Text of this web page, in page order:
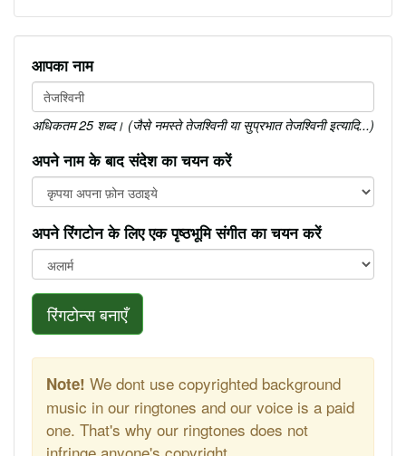
आपका नाम
अधिकतम 25 शब्द। (जैसे नमस्ते तेजश्विनी या सुप्रभात तेजश्विनी इत्यादि...)
अपने नाम के बाद संदेश का चयन करें
अपने रिंगटोन के लिए एक पृष्ठभूमि संगीत का चयन करें
रिंगटोन्स बनाएँ
Note! We dont use copyrighted background
music in our ringtones and our voice is a paid
one. That's why our ringtones does not
infringe anyone's copyright.